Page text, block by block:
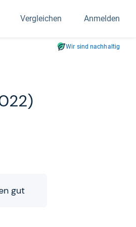
Vergleichen Anmelden
Wir sind nachhaltig
gut